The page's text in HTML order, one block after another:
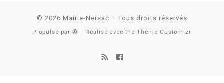
© 2026 Mairie-Nersac – Tous droits réservés
Propulsé par – Réalisé avec the Thème Customizr